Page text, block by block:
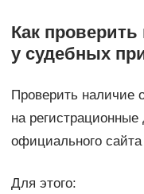
Как
у судебных
Проверить наличие
на
официального
Для этого: